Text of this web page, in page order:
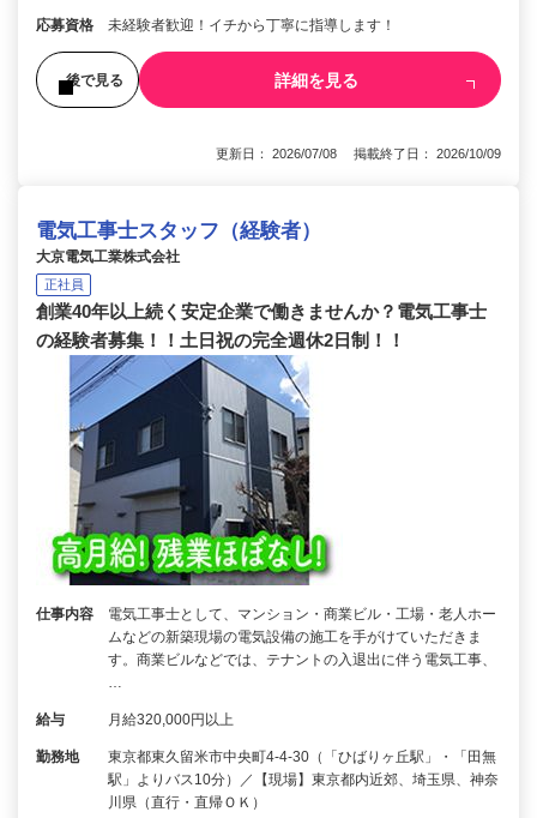
応募資格 未経験者歓迎！イチから丁寧に指導します！
後で見る 詳細を見る
更新日： 2026/07/08 掲載終了日： 2026/10/09
電気工事士スタッフ（経験者）
大京電気工業株式会社
正社員
創業40年以上続く安定企業で働きませんか？電気工事士
の経験者募集！！土日祝の完全週休2日制！！
仕事内容
電気工事士として、マンション・商業ビル・工場・老人ホー
ムなどの新築現場の電気設備の施工を手がけていただきま
す。商業ビルなどでは、テナントの入退出に伴う電気工事、
…
給与 月給320,000円以上
勤務地
東京都東久留米市中央町4-4-30（「ひばりヶ丘駅」・「田無
駅」よりバス10分）／【現場】東京都内近郊、埼玉県、神奈
川県（直行・直帰ＯＫ）